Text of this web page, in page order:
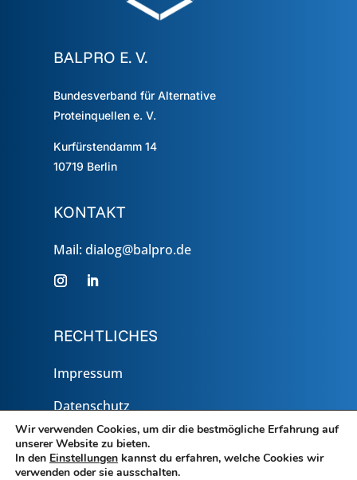
BALPRO E. V.
Bundesverband für Alternative
Proteinquellen e. V.
Kurfürstendamm 14
10719 Berlin
KONTAKT
Mail: dialog@balpro.de
RECHTLICHES
Impressum
Datenschutz
Copyright © 2026 Bundesverband für Alternative
Wir verwenden Cookies, um dir die bestmögliche Erfahrung auf
unserer Website zu bieten.
In den Einstellungen kannst du erfahren, welche Cookies wir
verwenden oder sie ausschalten.